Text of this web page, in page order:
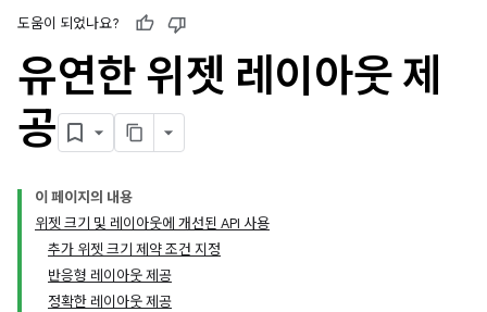
도움이 되었나요?
유연한 위젯 레이아웃 제
공
이 페이지의 내용
위젯 크기 및 레이아웃에 개선된 API 사용
추가 위젯 크기 제약 조건 지정
반응형 레이아웃 제공
정확한 레이아웃 제공